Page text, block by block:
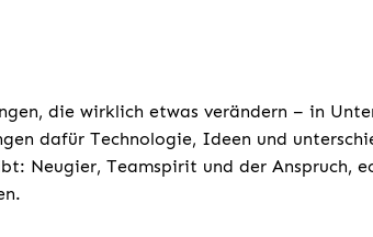
die wirklich etwas verändern – in
dafür Technologie, Ideen und
Neugier, Teamspirit und der Anspruch,